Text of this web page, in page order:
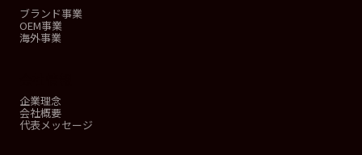
ブランド事業
OEM事業
海外事業
企業理念
会社概要
代表メッセージ